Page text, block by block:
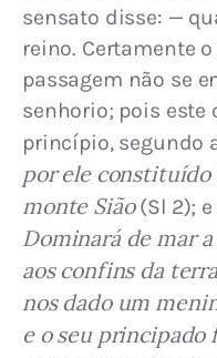
sensato disse: —
reino. Certamente
passagem não se
senhorio; pois este
princípio, segundo
por ele constituído
monte Sião (Sl 2);
Dominará de mar
aos confins da terra
nos dado um
e o seu principado